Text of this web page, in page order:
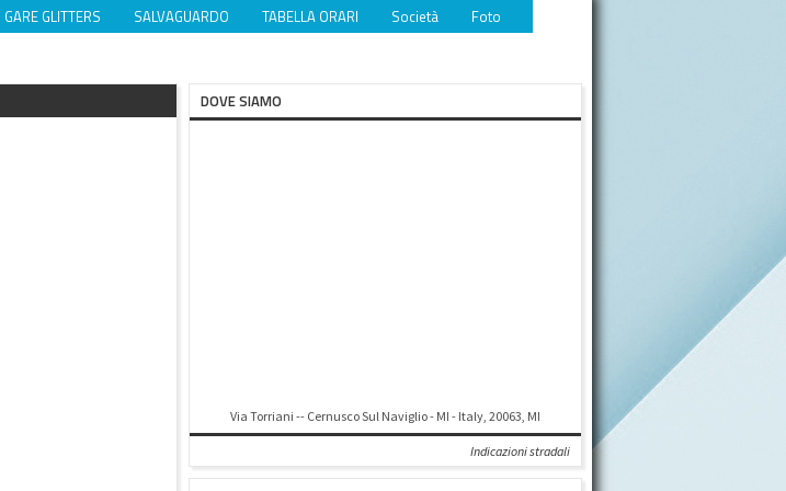
GARE GLITTERS SALVAGUARDO TABELLA ORARI Società Foto
DOVE SIAMO
Via Torriani -- Cernusco Sul Naviglio - MI - Italy, 20063, MI
Indicazioni stradali